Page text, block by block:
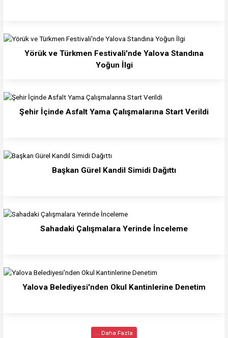
Yörük ve Türkmen Festivali'nde Yalova Standına
Yoğun İlgi
Şehir İçinde Asfalt Yama Çalışmalarına Start Verildi
Başkan Gürel Kandil Simidi Dağıttı
Sahadaki Çalışmalara Yerinde İnceleme
Yalova Belediyesi'nden Okul Kantinlerine Denetim
... Daha Fazla